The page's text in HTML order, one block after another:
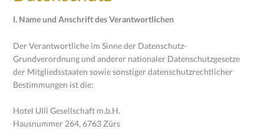
I. Name und Anschrift des Verantwortlichen
Der Verantwortliche im Sinne der Datenschutz-
Grundverordnung und anderer nationaler Datenschutzgesetze
der Mitgliedsstaaten sowie sonstiger datenschutzrechtlicher
Bestimmungen ist die:
Hotel Ulli Gesellschaft m.b.H.
Hausnummer 264, 6763 Zürs